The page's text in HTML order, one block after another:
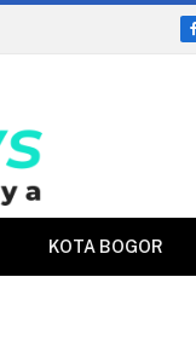
KOTA BOGOR